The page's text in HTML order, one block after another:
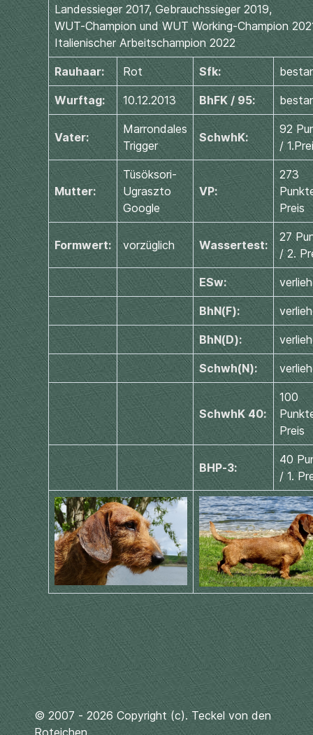
Landessieger 2017, Gebrauchssieger 2019,
WUT-Champion und WUT Working-Champion
Italienischer Arbeitschampion 2022
Rauhaar: Rot Sfk:
Wurftag: 10.12.2013 BhFK / 95:
Vater:
Marrondales
Trigger
SchwhK:
92
/
Mutter:
Tüsöksori-
Ugraszto
Google
VP:
273
Preis
Formwert: vorzüglich Wassertest:
27
/ 2.
ESw:
BhN(F):
BhN(D):
Schwh(N):
SchwhK 40:
100
Preis
BHP-3:
40
/ 1.
© 2007 - 2026 Copyright (c). Teckel von den
Roteichen